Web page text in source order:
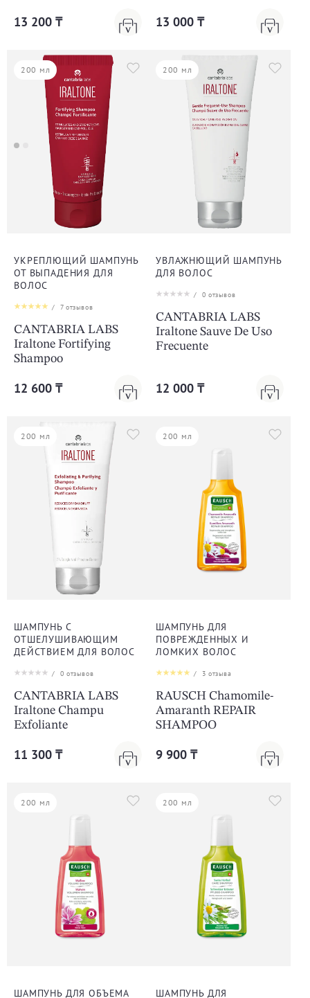
13 200 ₸ 13 000 ₸
200 мл
УКРЕПЛЮЩИЙ ШАМПУНЬ
ОТ ВЫПАДЕНИЯ ДЛЯ
ВОЛОС
/ 7отзывов
CANTABRIA LABS
Iraltone Fortifying
Shampoo
12 600 ₸
200 мл
УВЛАЖНЮЩИЙ ШАМПУНЬ
ДЛЯ ВОЛОС
/ 0 отзывов
CANTABRIA LABS
Iraltone Sauve De Uso
Frecuente
12 000 ₸
200 мл
ШАМПУНЬ С
ОТШЕЛУШИВАЮЩИМ
ДЕЙСТВИЕМ ДЛЯ ВОЛОС
/ 0 отзывов
CANTABRIA LABS
Iraltone Champu
Exfoliante
11 300 ₸
200 мл
ШАМПУНЬ ДЛЯ
ПОВРЕЖДЕННЫХ И
ЛОМКИХ ВОЛОС
/ 3 отзыва
RAUSCH Chamomile-
Amaranth REPAIR
SHAMPOO
9 900 ₸
200 мл
ШАМПУНЬ ДЛЯ ОБЪЕМА
200 мл
ШАМПУНЬ ДЛЯ